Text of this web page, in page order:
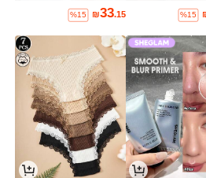
%15
₪33.15
%15